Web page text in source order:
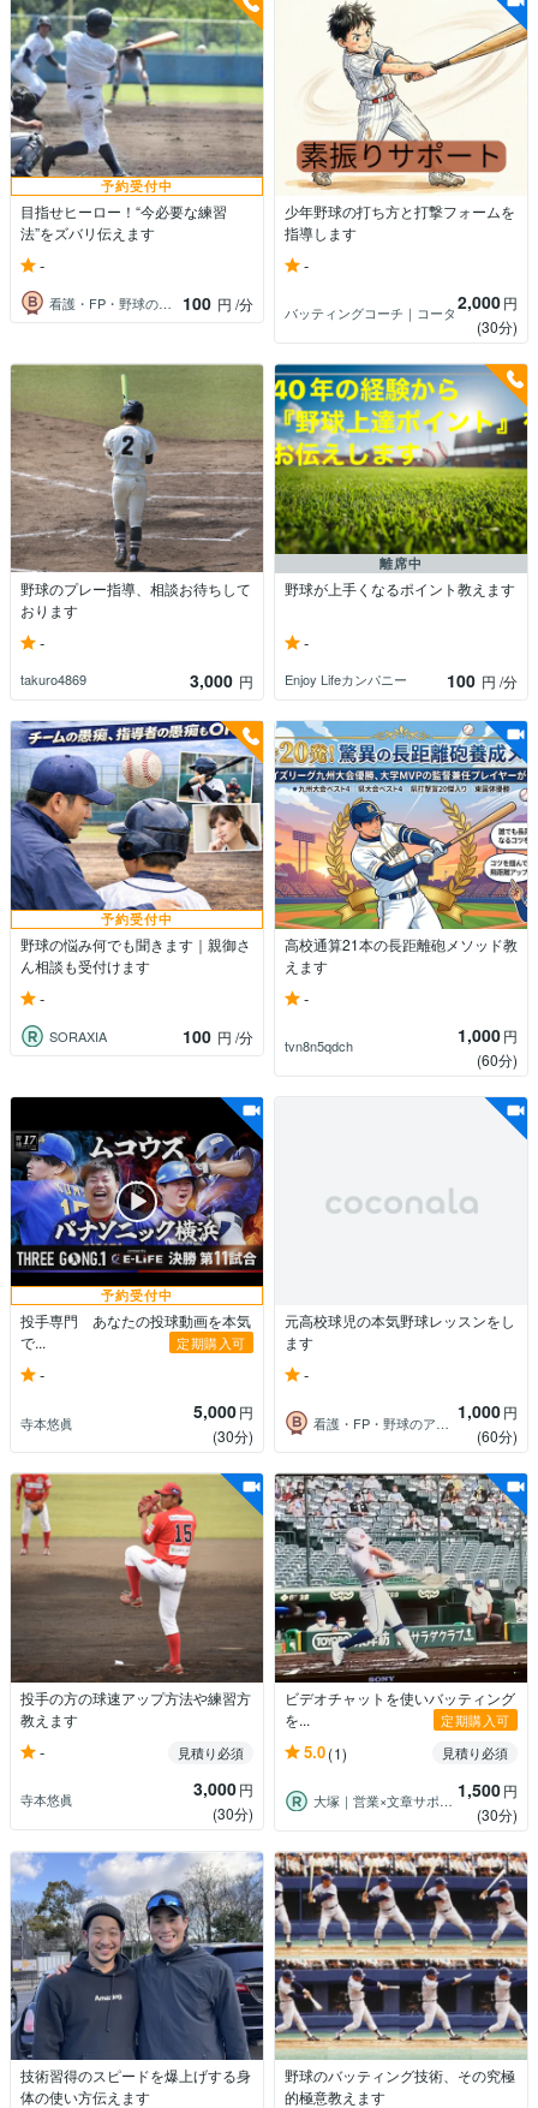
予約受付中
目指せヒーロー！“今必要な練習
法”をズバリ伝えます
-
看護・FP・野球のアドバイザー 100 円 /分
少年野球の打ち方と打撃フォームを
指導します
-
バッティングコーチ｜コータ2,000円
(30分)
野球のプレー指導、相談お待ちして
おります
-
takuro4869 3,000 円
離席中
野球が上手くなるポイント教えます
-
Enjoy Lifeカンパニー 100 円 /分
予約受付中
野球の悩み何でも聞きます｜親御さ
ん相談も受付けます
-
SORAXIA 100 円 /分
高校通算21本の長距離砲メソッド教
えます
-
tvn8n5qdch 1,000円
(60分)
予約受付中
投手専門 あなたの投球動画を本気
で...
定期購入可
-
寺本悠眞 5,000円
(30分)
元高校球児の本気野球レッスンをし
ます
-
看護・FP・野球のアドバイザー 1,000円
(60分)
投手の方の球速アップ方法や練習方
教えます
- 見積り必須
寺本悠眞 3,000円
(30分)
ビデオチャットを使いバッティング
を...
定期購入可
5.0(1) 見積り必須
大塚｜営業×文章サポート 1,500円
(30分)
技術習得のスピードを爆上げする身
体の使い方伝えます
野球のバッティング技術、その究極
的極意教えます